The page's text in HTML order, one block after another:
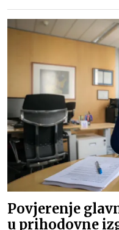
Povjerenje
u prihodovne